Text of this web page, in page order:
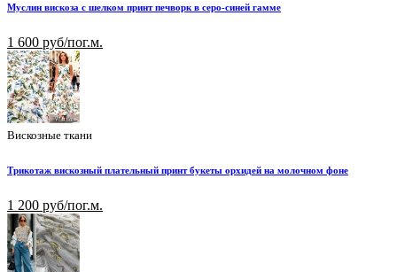
Муслин вискоза с шелком принт печворк в серо-синей гамме
1 600 руб/пог.м.
Вискозные ткани
Трикотаж вискозный плательный принт букеты орхидей на молочном фоне
1 200 руб/пог.м.